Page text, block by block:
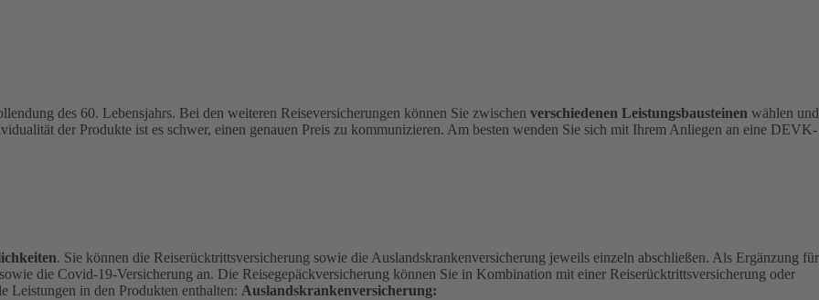
des 60. Lebensjahrs. Bei den weiteren Reiseversicherungen können Sie zwischen verschiedenen Leistungsbausteinen wählen und
der Produkte ist es schwer, einen genauen Preis zu kommunizieren. Am besten wenden Sie sich mit Ihrem Anliegen an eine DEVK-
. Sie können die Reiserücktrittsversicherung sowie die Auslandskrankenversicherung jeweils einzeln abschließen. Als Ergänzung für
die Covid-19-Versicherung an. Die Reisegepäckversicherung können Sie in Kombination mit einer Reiserücktrittsversicherung oder
Leistungen in den Produkten enthalten: Auslandskrankenversicherung: